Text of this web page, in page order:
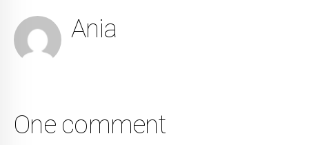
Ania
One comment